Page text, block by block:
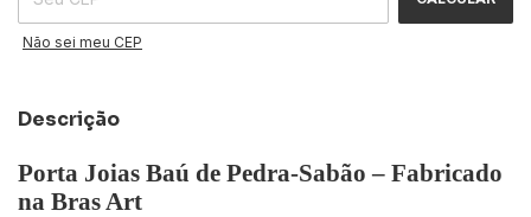
Não sei meu CEP
Descrição
Porta Joias Baú de Pedra-Sabão – Fabricado
na Bras Art